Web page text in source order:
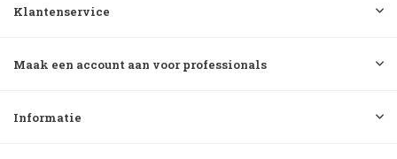
Klantenservice
Maak een account aan voor professionals
Informatie